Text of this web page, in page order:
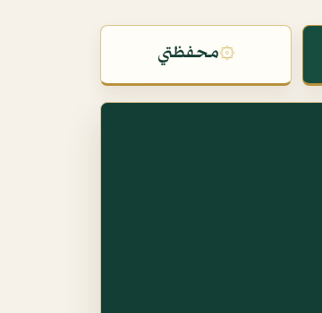
۞محفظتي